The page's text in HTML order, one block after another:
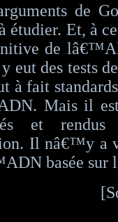
de
étudier. Et, à
de
eut des tests
à fait
Mais il
et
Il nâ€™y a
basée sur